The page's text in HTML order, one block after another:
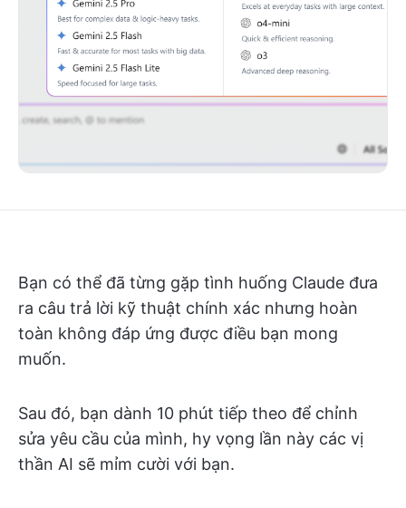
Bạn có thể đã từng gặp tình huống Claude đưa
ra câu trả lời kỹ thuật chính xác nhưng hoàn
toàn không đáp ứng được điều bạn mong
muốn.
Sau đó, bạn dành 10 phút tiếp theo để chỉnh
sửa yêu cầu của mình, hy vọng lần này các vị
thần AI sẽ mỉm cười với bạn.